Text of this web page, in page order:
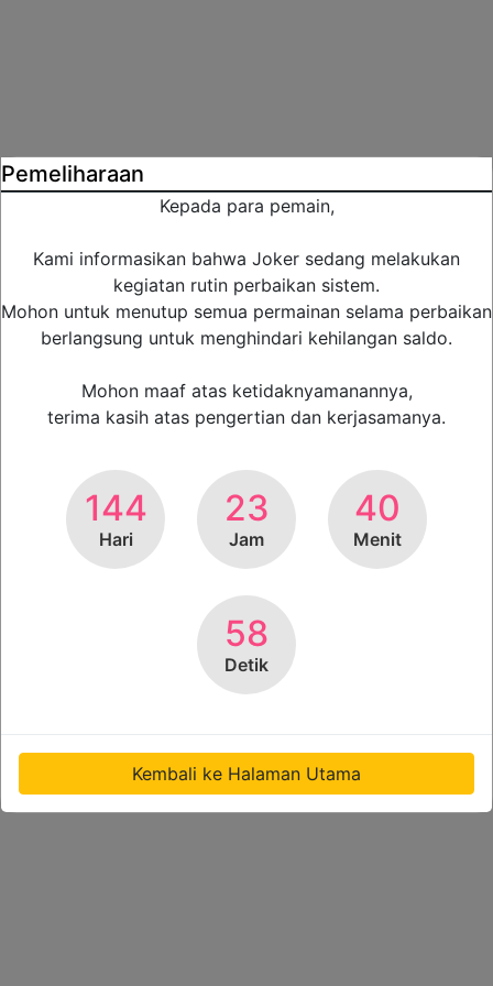
Pemeliharaan
Kepada para pemain,
Kami informasikan bahwa Joker sedang melakukan
kegiatan rutin perbaikan sistem.
Mohon untuk menutup semua permainan selama perbaikan
berlangsung untuk menghindari kehilangan saldo.
Mohon maaf atas ketidaknyamanannya,
terima kasih atas pengertian dan kerjasamanya.
144
Hari
23
Jam
40
Menit
58
Detik
Kembali ke Halaman Utama